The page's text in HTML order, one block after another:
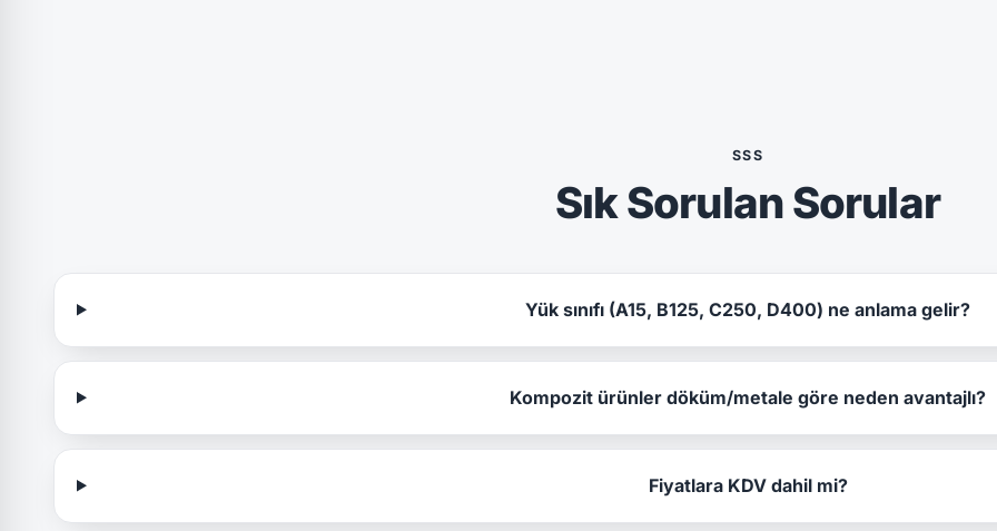
SSS
Sık Sorulan Sorular
Yük sınıfı (A15, B125, C250, D400) ne anlama gelir?
Kompozit ürünler döküm/metale göre neden avantajlı?
Fiyatlara KDV dahil mi?